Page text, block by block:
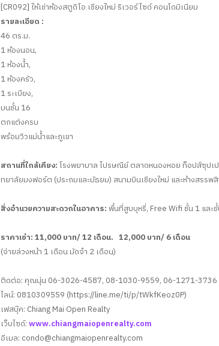
[CR092] ให้เช่าห้องสตูดิโอ เชียงใหม่ ริเวอร์ไซด์ คอนโดมิเนียม
รายละเอียด :
46 ตร.ม.
1 ห้องนอน,
1 ห้องน้ำ,
1 ห้องครัว,
1 ระเบียง,
บนชั้น 16
ตกแต่งครบ
พร้อมวิวแม่น้ำและภูเขา
สถานที่ใกล้เคียง:โรงพยาบาล ไปรษณีย์ ตลาดหนองหอย ท็อปส์ซุปเป
ทยาลัยมงฟอร์ต (ประถมและมัธยม) สนามบินเชียงใหม่ และห้างสรรพ
สิ่งอำนวยความสะดวกในอาคาร: พื้นที่สูบบุหรี่, Free Wifi ชั้น 1 และ
ราคาเช่า: 11,000 บาท/ 12 เดือน. 12,000 บาท/ 6 เดือน
(จ่ายล่วงหน้า 1 เดือน มัดจำ 2 เดือน)
ติดต่อ: คุณนุ่น 06-3026-4587, 08-1030-9559, 06-1271-3736
ไลน์: 0810309559 (https://line.me/ti/p/tWkfKeoz0P)
เฟสบุ๊ค: Chiang Mai Open Realty
เว็บไซด์:www.chiangmaiopenrealty.com
อีเมล: condo@chiangmaiopenrealty.com